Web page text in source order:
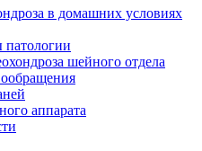
в домашних условиях
шейного отдела
аппарата